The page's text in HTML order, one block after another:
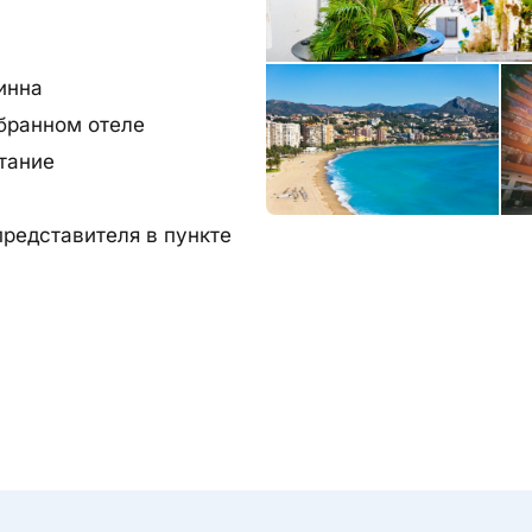
отеле
в пункте